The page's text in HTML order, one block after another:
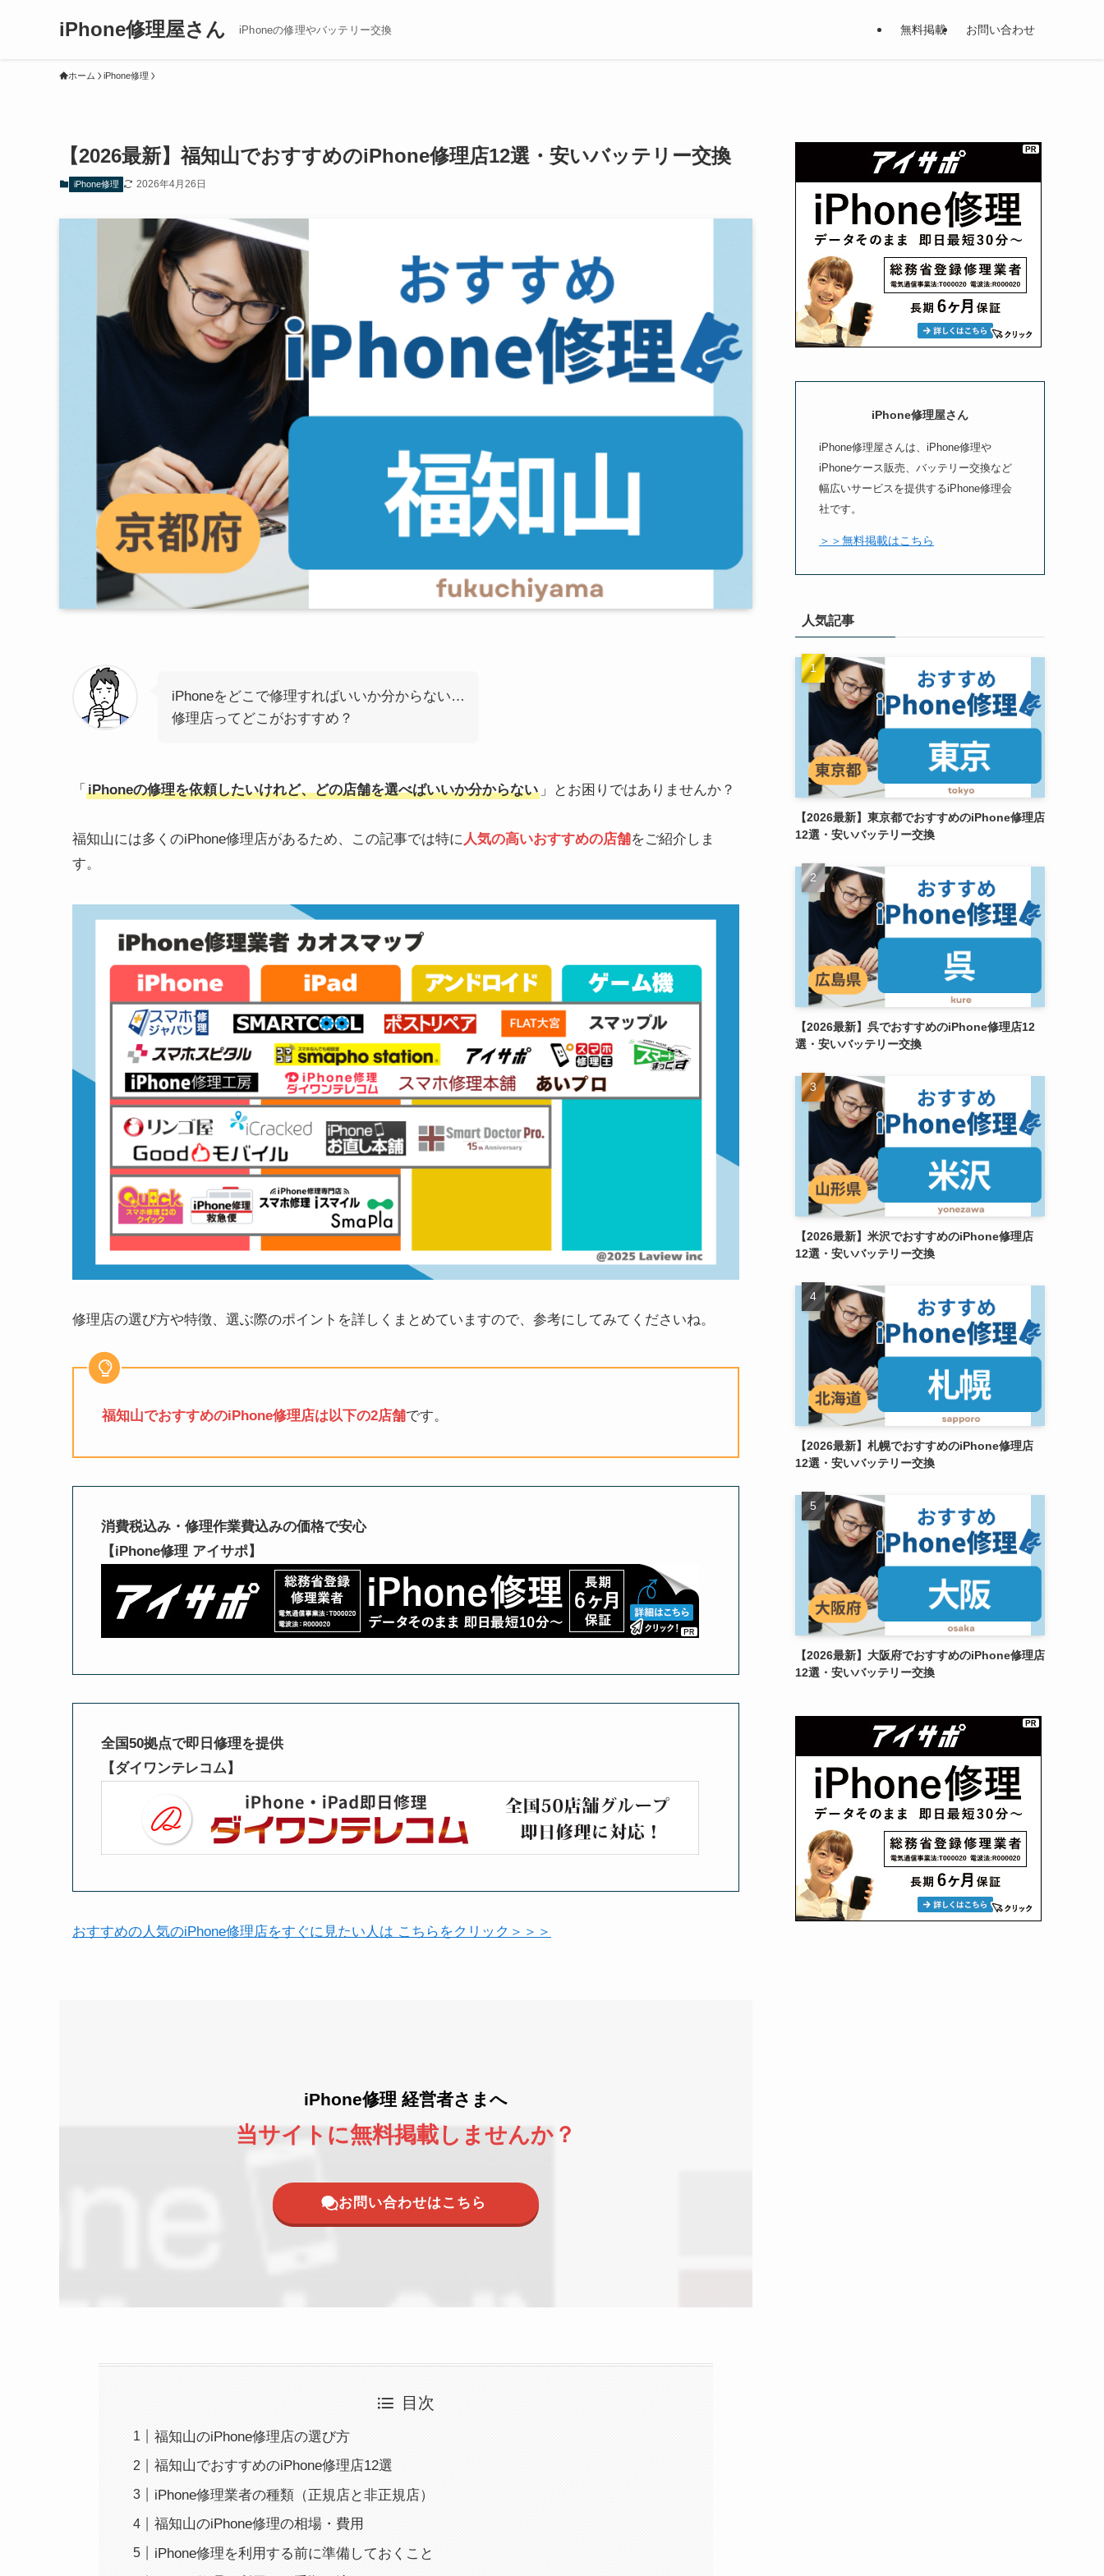
iPhone修理屋さん iPhoneの修理やバッテリー交換 無料掲載 お問い合わせ
ホーム iPhone修理
【2026最新】福知山でおすすめのiPhone修理店12選・安いバッテリー交換
iPhone修理 2026年4月26日
iPhoneをどこで修理すればいいか分からない…
修理店ってどこがおすすめ？
「 iPhoneの修理を依頼したいけれど、どの店舗を選べばいいか分からない 」とお困りではありませんか？
福知山には多くのiPhone修理店があるため、この記事では特に人気の高いおすすめの店舗をご紹介しま
す。
修理店の選び方や特徴、選ぶ際のポイントを詳しくまとめていますので、参考にしてみてくださいね。
福知山でおすすめのiPhone修理店は以下の2店舗です。
消費税込み・修理作業費込みの価格で安心
【iPhone修理 アイサポ】
全国50拠点で即日修理を提供
【ダイワンテレコム】
おすすめの人気のiPhone修理店をすぐに見たい人は こちらをクリック＞＞＞
iPhone修理 経営者さまへ
当サイトに無料掲載しませんか？
お問い合わせはこちら
目次
福知山のiPhone修理店の選び方
福知山でおすすめのiPhone修理店12選
iPhone修理業者の種類（正規店と非正規店）
福知山のiPhone修理の相場・費用
iPhone修理を利用する前に準備しておくこと
iPhone修理屋さん
iPhone修理屋さんは、iPhone修理や
iPhoneケース販売、バッテリー交換など
幅広いサービスを提供するiPhone修理会
社です。
＞＞無料掲載はこちら
人気記事
【2026最新】東京都でおすすめのiPhone修理店
12選・安いバッテリー交換
【2026最新】呉でおすすめのiPhone修理店12
選・安いバッテリー交換
【2026最新】米沢でおすすめのiPhone修理店
12選・安いバッテリー交換
【2026最新】札幌でおすすめのiPhone修理店
12選・安いバッテリー交換
【2026最新】大阪府でおすすめのiPhone修理店
12選・安いバッテリー交換